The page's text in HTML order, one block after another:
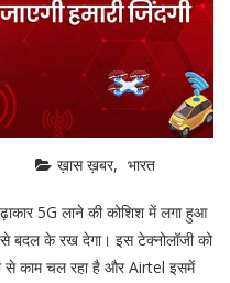
ख़ास ख़बर भारत
5G लाने की कोशिश में लगा हुआ
बदल के रख देगा। इस टेक्नोलॉजी को
से काम चल रहा है और Airtel इसमें